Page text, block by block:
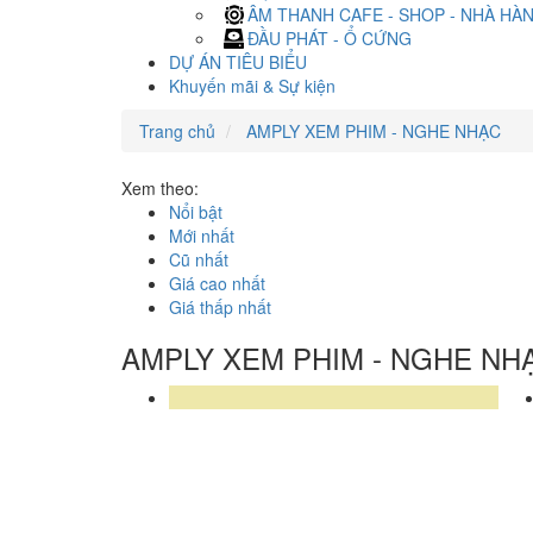
ÂM THANH CAFE - SHOP - NHÀ
ĐẦU PHÁT - Ổ CỨNG
DỰ ÁN TIÊU BIỂU
Khuyến mãi & Sự kiện
Trang chủ
AMPLY XEM PHIM - NGHE NHẠC
Xem theo:
Nổi bật
Mới nhất
Cũ nhất
Giá cao nhất
Giá thấp nhất
AMPLY XEM PHIM - NGHE